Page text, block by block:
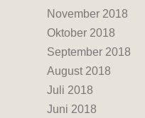
November 2018
Oktober 2018
September 2018
August 2018
Juli 2018
Juni 2018